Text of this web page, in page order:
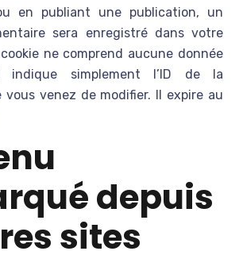
en publiant une publication, un
sera enregistré dans votre
ne comprend aucune donnée
indique simplement l’ID de la
vous venez de modifier. Il expire au
depuis
sites